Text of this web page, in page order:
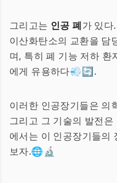
그리고는 인공 폐가 있다
이산화탄소의 교환을 담
며, 특히 폐 기능 저하 환
에게 유용하다💨🔄.
이러한 인공장기들은 의
그리고 그 기술의 발전
에서는 이 인공장기들의
보자.🌐🔬